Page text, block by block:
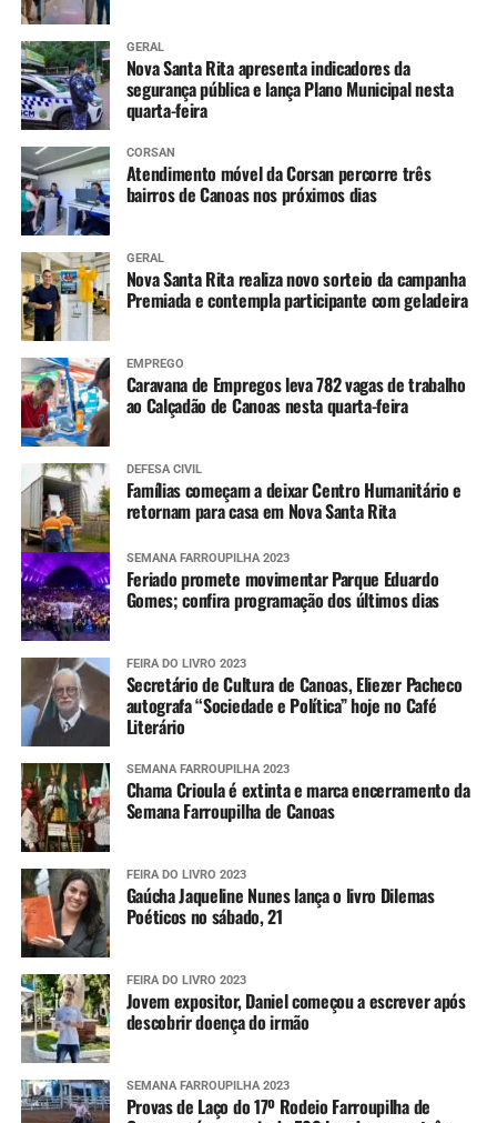
GERAL
Nova Santa Rita apresenta indicadores da
segurança pública e lança Plano Municipal nesta
quarta-feira
CORSAN
Atendimento móvel da Corsan percorre três
bairros de Canoas nos próximos dias
GERAL
Nova Santa Rita realiza novo sorteio da campanha
Premiada e contempla participante com geladeira
EMPREGO
Caravana de Empregos leva 782 vagas de trabalho
ao Calçadão de Canoas nesta quarta-feira
DEFESA CIVIL
Famílias começam a deixar Centro Humanitário e
retornam para casa em Nova Santa Rita
SEMANA FARROUPILHA 2023
Feriado promete movimentar Parque Eduardo
Gomes; confira programação dos últimos dias
FEIRA DO LIVRO 2023
Secretário de Cultura de Canoas, Eliezer Pacheco
autografa “Sociedade e Política” hoje no Café
Literário
SEMANA FARROUPILHA 2023
Chama Crioula é extinta e marca encerramento da
Semana Farroupilha de Canoas
FEIRA DO LIVRO 2023
Gaúcha Jaqueline Nunes lança o livro Dilemas
Poéticos no sábado, 21
FEIRA DO LIVRO 2023
Jovem expositor, Daniel começou a escrever após
descobrir doença do irmão
SEMANA FARROUPILHA 2023
Provas de Laço do 17º Rodeio Farroupilha de